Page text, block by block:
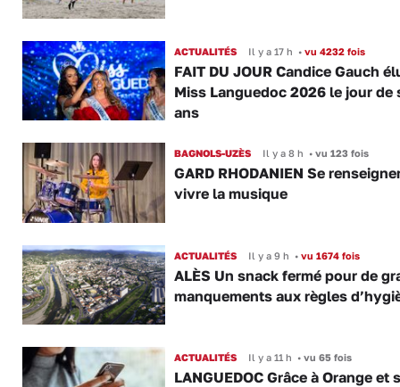
ACTUALITÉS Il y a 17 h •vu 4232 fois
FAIT DU JOUR Candice Gauch
Miss Languedoc 2026 le jour de
ans
BAGNOLS-UZÈS Il y a 8 h •vu 123 fois
GARD RHODANIEN Se
vivre la musique
ACTUALITÉS Il y a 9 h •vu 1674 fois
ALÈS Un snack fermé pour de
manquements aux règles
ACTUALITÉS Il y a 11 h •vu 65 fois
LANGUEDOC Grâce à Orange et